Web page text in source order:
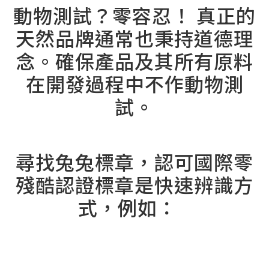
動物測試？零容忍！ 真正的
天然品牌通常也秉持道德理
念。確保產品及其所有原料
在開發過程中不作動物測
試。
尋找兔兔標章，認可國際零
殘酷認證標章是快速辨識方
式，例如：⠀